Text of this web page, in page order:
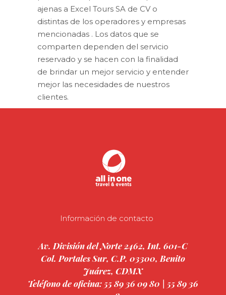
ajenas a Excel Tours SA de CV o
distintas de los operadores y empresas
mencionadas . Los datos que se
comparten dependen del servicio
reservado y se hacen con la finalidad
de brindar un mejor servicio y entender
mejor las necesidades de nuestros
clientes.
Información de contacto
Av. División del Norte 2462, Int. 601-C
Col. Portales Sur, C.P. 03300, Benito
Juárez, CDMX
Teléfono de oficina: 55 89 36 09 80 | 55 89 36